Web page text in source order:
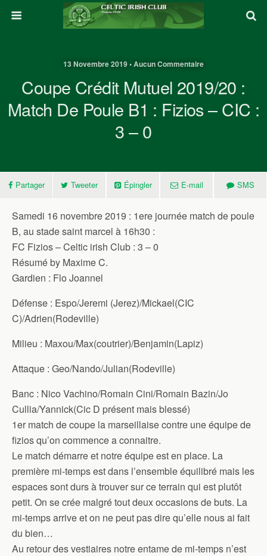
13 Novembre 2019 • Aucun Commentaire
Coupe Crédit Mutuel 2019/20 :
Match De Poule B1 : Fizios – CIC :
3 – 0
Partager Tweeter Épingler E-mail SMS
Samedi 16 novembre 2019 : 1ere journée match de poule
B, au stade saint marcel à 16h30 :
FC Fizios – Celtic irish Club : 3 – 0
Résumé by Maxime C.
Gardien : Flo Joannel
Défense : Espo/Jeremi (Jerez)/Mickael(CIC
C)/Adrien(Rodeville)
Milieu : Maxou/Max(coutrier)/Benjamin(Lapiz)
Attaque : Geo/Nando/Julian(Rodeville)
Banc : Nico Vachino/Romain Cini/Romain Bazin/Jo
Cullia/Yannick(Cic D présent mais blessé)
1er match de coupe la marseillaise contre une équipe de
fizios qu’on commence a connaitre.
Le match démarre et notre équipe est en place. La
première mi-temps est dans l’ensemble équilibré mais les
espaces sont durs à trouver sur ce terrain qui est plutôt
petit. On se crée malgré tout deux occasions de buts. La
mi-temps arrive et on ne peut pas dire qu’elle nous ai fait
du bien…
Au retour des vestiaires notre entame de mi-temps n’est